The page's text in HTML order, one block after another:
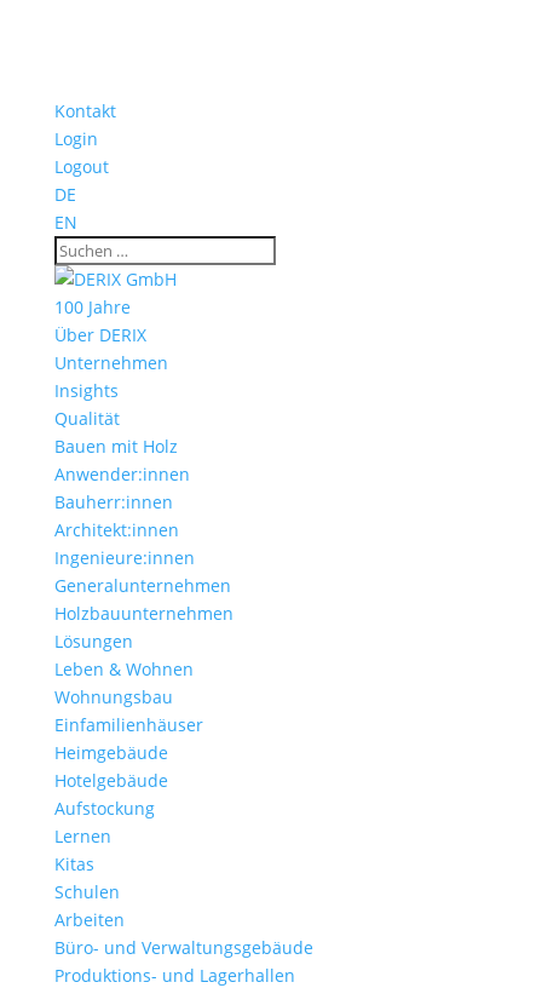
Kontakt
Login
Logout
DE
EN
100 Jahre
Über DERIX
Unternehmen
Insights
Qualität
Bauen mit Holz
Anwender:innen
Bauherr:innen
Architekt:innen
Ingenieure:innen
Generalunternehmen
Holzbauunternehmen
Lösungen
Leben & Wohnen
Wohnungs­bau
Einfamilien­häuser
Heimgebäude
Hotelgebäude
Aufstockung
Lernen
Kitas
Schulen
Arbeiten
Büro- und Verwaltungs­gebäude
Produktions- und Lagerhallen